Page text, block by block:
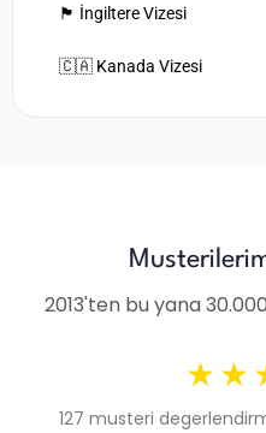
🏴󠁧󠁢󠁥󠁮󠁧󠁿 İngiltere Vizesi
🇨🇦 Kanada Vizesi
2013'ten bu yana
127 musteri